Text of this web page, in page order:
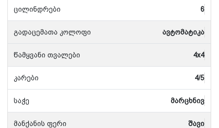
ცილინდრები 6
გადაცემათა კოლოფი ავტომატიკა
წამყვანი თვალები 4x4
კარები 4/5
საჭე მარცხნივ
მანქანის ფერი შავი